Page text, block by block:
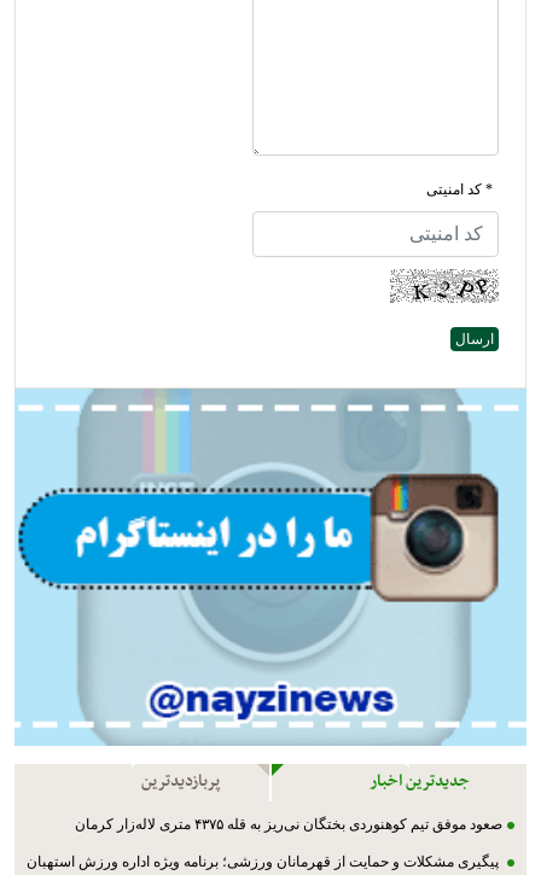
* کد امنیتی
جدیدترین اخبار پربازدیدترین
صعود موفق تیم کوهنوردی بختگان نی‌ریز به قله ۴۳۷۵ متری لاله‌زار کرمان
پیگیری مشکلات و حمایت از قهرمانان ورزشی؛ برنامه ویژه اداره ورزش استهبان